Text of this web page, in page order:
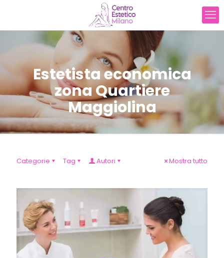
Estetista economica
zona Quartiere
Maggiolina
Categorie Tag Autori Mostra tutto